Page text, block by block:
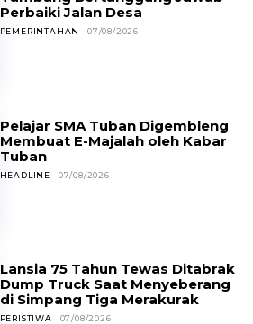
Perbaiki Jalan Desa
PEMERINTAHAN 07/08/2026
Pelajar SMA Tuban Digembleng
Membuat E-Majalah oleh Kabar
Tuban
HEADLINE 07/08/2026
Lansia 75 Tahun Tewas Ditabrak
Dump Truck Saat Menyeberang
di Simpang Tiga Merakurak
PERISTIWA 07/08/2026